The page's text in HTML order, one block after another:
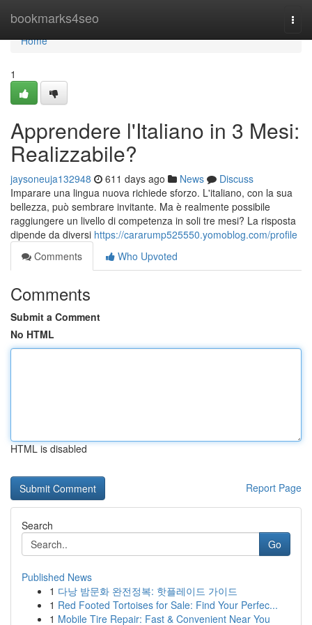
bookmarks4seo
Home
Home
1
Apprendere l'Italiano in 3 Mesi:
Realizzabile?
jaysoneuja132948 611 days ago News
Discuss
Imparare una lingua nuova richiede sforzo. L'italiano, con la sua
bellezza, può sembrare invitante. Ma è realmente possibile
raggiungere un livello di competenza in soli tre mesi? La risposta
dipende da diversi https://cararump525550.yomoblog.com/profile
Comments
Who Upvoted
Comments
Submit a Comment
No HTML
HTML is disabled
Report Page
Search
Go
Published News
1 다낭 밤문화 완전정복: 핫플레이드 가이드
1 Red Footed Tortoises for Sale: Find Your Perfec...
1 Mobile Tire Repair: Fast & Convenient Near You